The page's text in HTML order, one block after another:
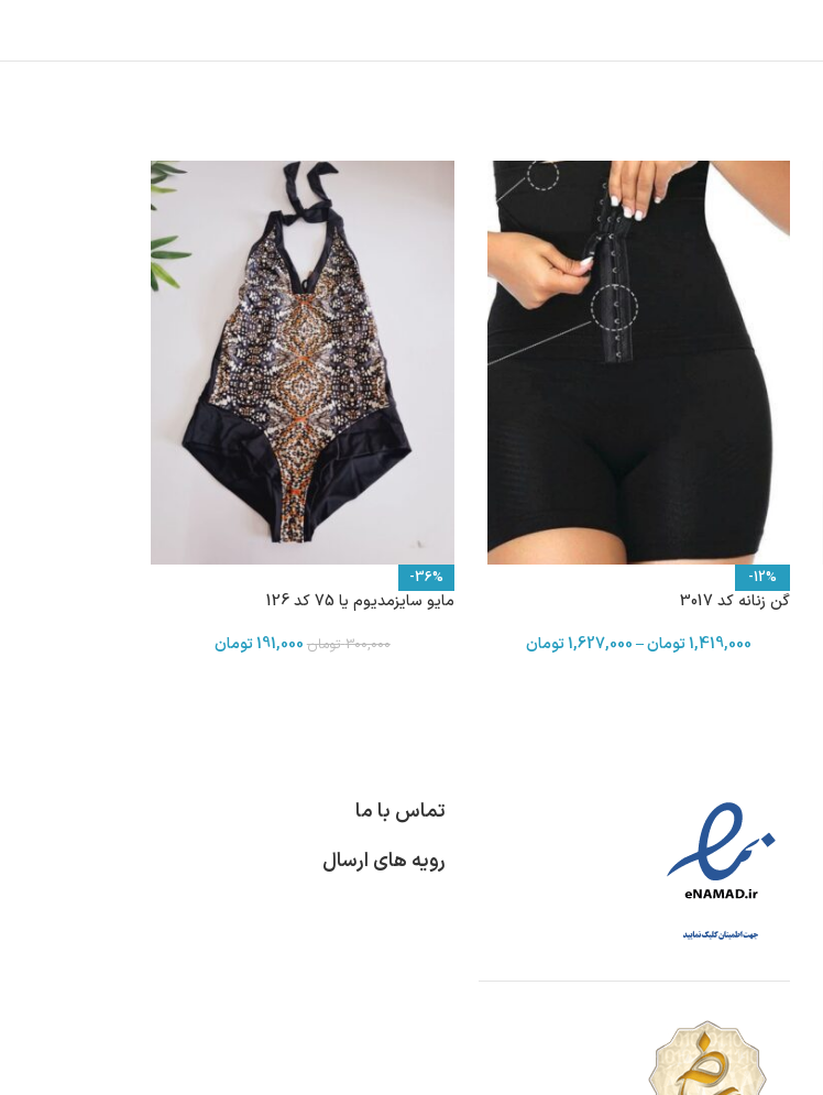
-12%
گن زنانه کد 3017
1,419,000تومان–
1,627,000تومان
-36%
مایو سایزمدیوم یا 75 کد 126
300,000 تومان 191,000تومان
تماس با ما
رویه های ارسال